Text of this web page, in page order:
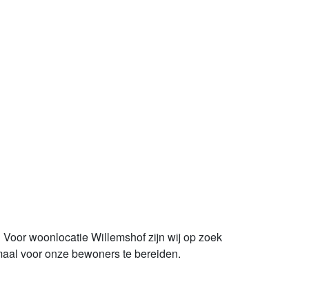
woonlocatie Willemshof zijn wij op zoek
voor onze bewoners te bereiden.